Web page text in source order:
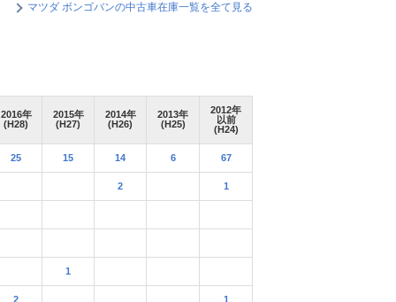
マツダ ボンゴバンの中古車在庫一覧を全て見る
2016年
(H28)
2015年
(H27)
2014年
(H26)
2013年
(H25)
2012年
以前
(H24)
25 15 14 6 67
2 1
1
2 1